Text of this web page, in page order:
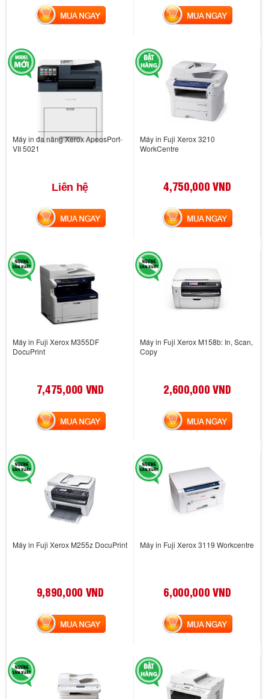
MUA NGAY MUA NGAY
Máy in đa năng Xerox ApeosPort-
VII 5021
Liên hệ
MUA NGAY
Máy in Fuji Xerox 3210
WorkCentre
4,750,000 VND
MUA NGAY
Máy in Fuji Xerox M355DF
DocuPrint
7,475,000 VND
MUA NGAY
Máy in Fuji Xerox M158b: In, Scan,
Copy
2,600,000 VND
MUA NGAY
Máy in Fuji Xerox M255z DocuPrint
9,890,000 VND
MUA NGAY
Máy in Fuji Xerox 3119 Workcentre
6,000,000 VND
MUA NGAY